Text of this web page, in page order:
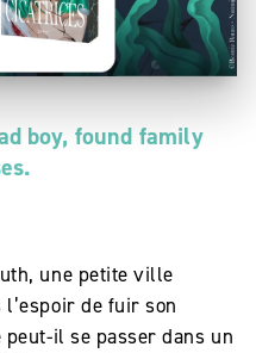
boy, found family
une petite ville
de fuir son
il se passer dans un